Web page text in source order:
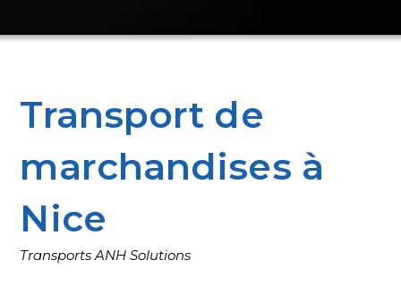
Transport de
marchandises à
Nice
Transports ANH Solutions